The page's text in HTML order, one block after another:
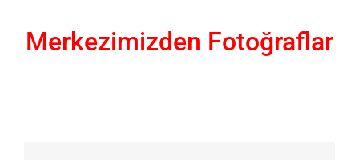
Merkezimizden Fotoğraflar